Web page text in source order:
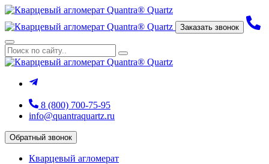
Заказать звонок
8 (800) 700-75-95
info@quantraquartz.ru
Обратный звонок
Кварцевый агломерат